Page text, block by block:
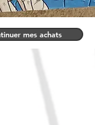
mes achats